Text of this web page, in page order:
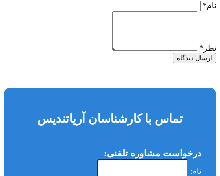
نام*
نظر *
ارسال دیدگاه
تماس با کارشناسان آریاتندیس
درخواست مشاوره تلفنی:
نام: